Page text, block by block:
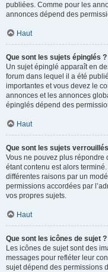
publiées. Comme pour les
annonces dépend des
Haut
Que sont les sujets épinglés ?
Un sujet épinglé apparaît en
forum dans lequel il a été
importantes et vous devez le
annonces et les annonces
épinglés dépend des
Haut
Que sont les sujets
Vous ne pouvez plus répondre
étant contenu est alors
différentes raisons par un
permissions accordées par
vos propres sujets.
Haut
Que sont les icônes de sujet ?
Les icônes de sujet sont des
messages pour refléter leur
sujet dépend des permissions